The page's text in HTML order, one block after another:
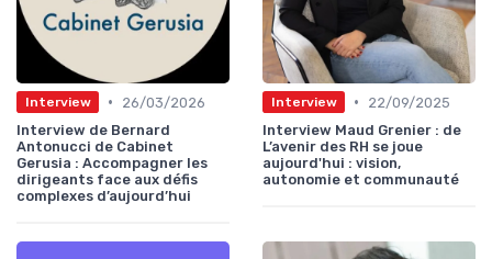
Interview •
26/03/2026
Interview de Bernard
Antonucci de Cabinet
Gerusia : Accompagner les
dirigeants face aux défis
complexes d’aujourd’hui
Interview •
22/09/2025
Interview Maud Grenier : de
L’avenir des RH se joue
aujourd'hui : vision,
autonomie et communauté